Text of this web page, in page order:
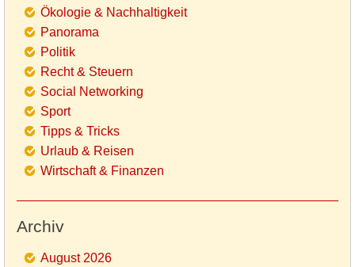
Ökologie & Nachhaltigkeit
Panorama
Politik
Recht & Steuern
Social Networking
Sport
Tipps & Tricks
Urlaub & Reisen
Wirtschaft & Finanzen
Archiv
August 2026